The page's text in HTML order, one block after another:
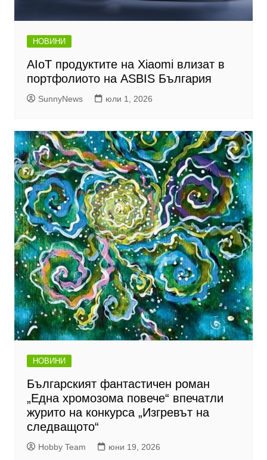
НОВИНИ
AIoT продуктите на Xiaomi влизат в
портфолиото на ASBIS България
SunnyNews юли 1, 2026
НОВИНИ
Българският фантастичен роман
„Една хромозома повече“ впечатли
журито на конкурса „Изгревът на
следващото“
Hobby Team юни 19, 2026